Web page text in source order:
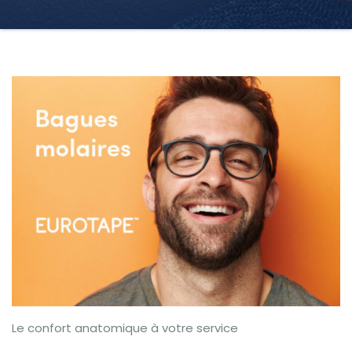
Le confort anatomique à votre service